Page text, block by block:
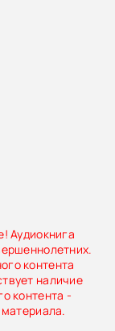
Аудиокнига
контента
наличие
контента -